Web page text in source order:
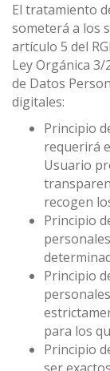
El tratamiento
someterá a los
artículo 5 del
Ley Orgánica 3/
de Datos
digitales:
Principio
requerirá
Usuario
recogen
Principio
Principio
para los
Principio